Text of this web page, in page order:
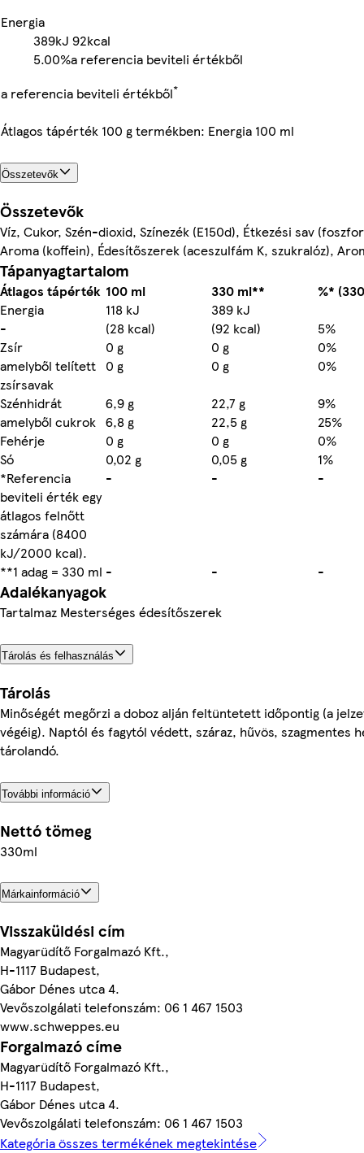
Energia
389kJ 92kcal
5.00%a referencia beviteli értékből
a referencia beviteli értékből*
Átlagos tápérték 100 g termékben: Energia 100 ml
Összetevők
Összetevők
Víz, Cukor, Szén-dioxid, Színezék (E150d), Étkezési sav
Aroma (koffein), Édesítőszerek (aceszulfám K, szukralóz),
Tápanyagtartalom
Átlagos tápérték 100 ml 330 ml**
%*
Energia
118 kJ
389 kJ
-
(28 kcal) (92 kcal)
5%
Zsír
0 g 0 g
0%
amelyből telített
zsírsavak
0 g 0 g
0%
Szénhidrát
6,9 g 22,7 g
9%
amelyből cukrok 6,8 g 22,5 g
25%
Fehérje
0 g 0 g
0%
Só
0,02 g 0,05 g
1%
*Referencia
beviteli érték egy
átlagos felnőtt
számára (8400
kJ/2000 kcal).
- - -
**1 adag = 330 ml - - -
Adalékanyagok
Tartalmaz Mesterséges édesítőszerek
Tárolás és felhasználás
Tárolás
Minőségét megőrzi a doboz alján feltüntetett időpontig (a
végéig). Naptól és fagytól védett, száraz, hűvös, szagmentes
tárolandó.
További információ
Nettó tömeg
330ml
Márkainformáció
Visszaküldési cím
Magyarüdítő Forgalmazó Kft.,
H-1117 Budapest,
Gábor Dénes utca 4.
Vevőszolgálati telefonszám: 06 1 467 1503
www.schweppes.eu
Forgalmazó címe
Magyarüdítő Forgalmazó Kft.,
H-1117 Budapest,
Gábor Dénes utca 4.
Vevőszolgálati telefonszám: 06 1 467 1503
Kategória összes termékének megtekintése